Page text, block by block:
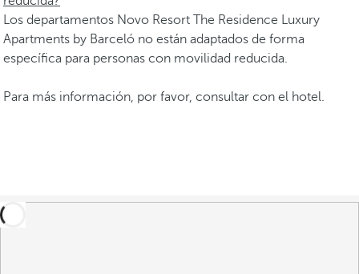
Los departamentos Novo Resort The Residence Luxury
Apartments by Barceló no están adaptados de forma
específica para personas con movilidad reducida.
Para más información, por favor, consultar con el hotel.